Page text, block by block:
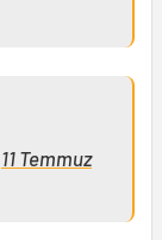
11 Temmuz